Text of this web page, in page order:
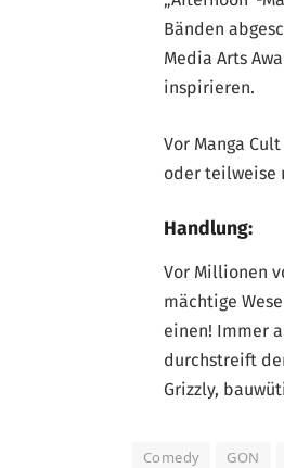
Bänden
Media Arts
inspirieren.
Vor Manga
oder teilweise
Handlung:
Vor Millionen
mächtige
einen! Immer
durchstreift
Grizzly,
Comedy GON